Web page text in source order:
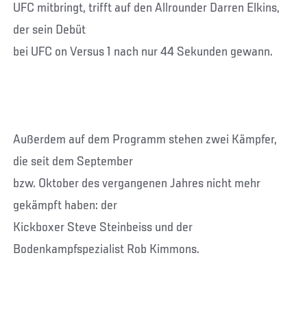
UFC mitbringt, trifft auf den Allrounder Darren Elkins,
der sein Debüt
bei UFC on Versus 1 nach nur 44 Sekunden gewann.
Außerdem auf dem Programm stehen zwei Kämpfer,
die seit dem September
bzw. Oktober des vergangenen Jahres nicht mehr
gekämpft haben: der
Kickboxer Steve Steinbeiss und der
Bodenkampfspezialist Rob Kimmons.